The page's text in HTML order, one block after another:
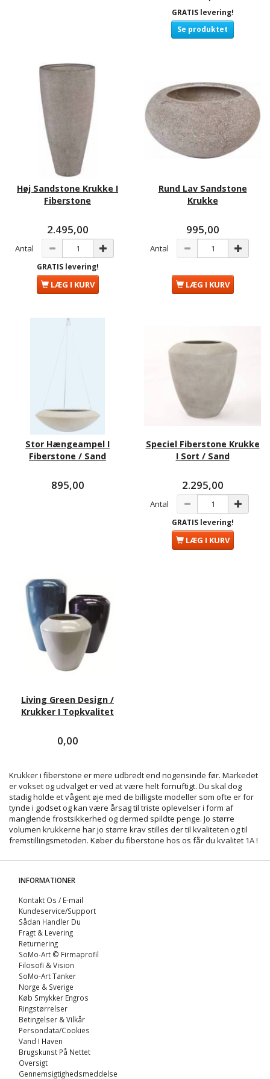
GRATIS levering!
Se produktet
Høj Sandstone Krukke I
Fiberstone
2.495,00
Antal
GRATIS levering!
LÆG I KURV
Rund Lav Sandstone
Krukke
995,00
Antal
LÆG I KURV
Stor Hængeampel I
Fiberstone / Sand
895,00
Speciel Fiberstone Krukke
I Sort / Sand
2.295,00
Antal
GRATIS levering!
LÆG I KURV
Living Green Design /
Krukker I Topkvalitet
0,00
Krukker i fiberstone er mere udbredt end nogensinde før. Markedet
er vokset og udvalget er ved at være helt fornuftigt. Du skal dog
stadig holde et vågent øje med de billigste modeller som ofte er for
tynde i godset og kan være årsag til triste oplevelser i form af
manglende frostsikkerhed og dermed spildte penge. Jo større
volumen krukkerne har jo større krav stilles der til kvaliteten og til
fremstillingsmetoden. Køber du fiberstone hos os får du kvalitet 1A !
INFORMATIONER
Kontakt Os / E-mail
Kundeservice/Support
Sådan Handler Du
Fragt & Levering
Returnering
SoMo-Art © Firmaprofil
Filosofi & Vision
SoMo-Art Tanker
Norge & Sverige
Køb Smykker Engros
Ringstørrelser
Betingelser & Vilkår
Persondata/Cookies
Vand I Haven
Brugskunst På Nettet
Oversigt
Gennemsigtighedsmeddelse